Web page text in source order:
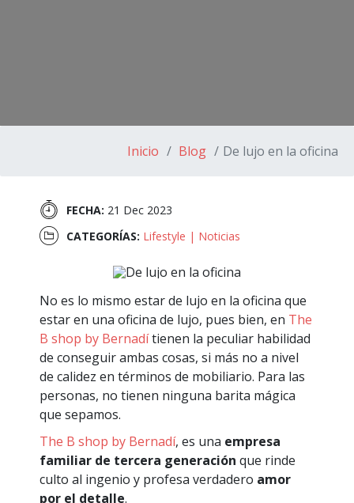
Inicio Blog De lujo en la oficina
FECHA: 21 Dec 2023
CATEGORÍAS: Lifestyle | Noticias
No es lo mismo estar de lujo en la oficina que
estar en una oficina de lujo, pues bien, en The
B shop by Bernadítienen la peculiar habilidad
de conseguir ambas cosas, si más no a nivel
de calidez en términos de mobiliario. Para las
personas, no tienen ninguna barita mágica
que sepamos.
The B shop by Bernadí, es una empresa
familiar de tercera generación que rinde
culto al ingenio y profesa verdadero amor
por el detalle.